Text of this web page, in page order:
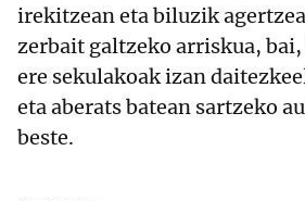
irekitzean eta biluzik
zerbait galtzeko arriskua,
ere sekulakoak izan
eta aberats batean sartzeko
beste.